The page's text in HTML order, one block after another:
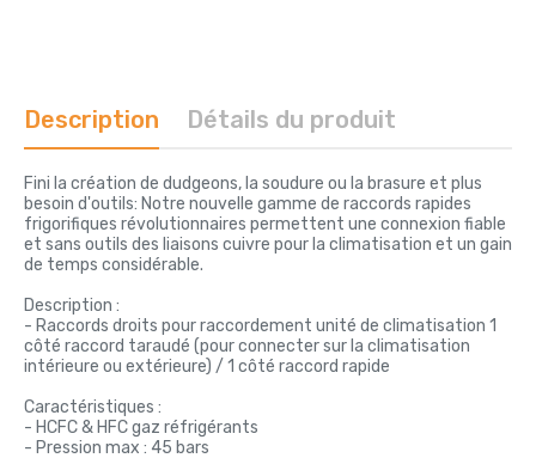
Description Détails du produit
Fini la création de dudgeons, la soudure ou la brasure et plus
besoin d'outils: Notre nouvelle gamme de raccords rapides
frigorifiques révolutionnaires permettent une connexion fiable
et sans outils des liaisons cuivre pour la climatisation et un gain
de temps considérable.
Description :
- Raccords droits pour raccordement unité de climatisation 1
côté raccord taraudé (pour connecter sur la climatisation
intérieure ou extérieure) / 1 côté raccord rapide
Caractéristiques :
- HCFC & HFC gaz réfrigérants
- Pression max : 45 bars